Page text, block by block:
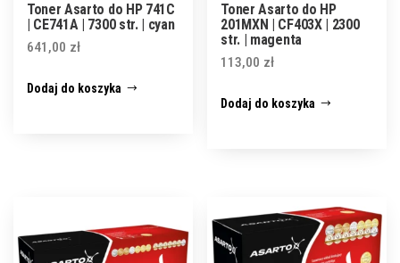
Toner Asarto do HP 741C
| CE741A | 7300 str. | cyan
641,00 zł
Dodaj do koszyka
Toner Asarto do HP
201MXN | CF403X | 2300
str. | magenta
113,00 zł
Dodaj do koszyka